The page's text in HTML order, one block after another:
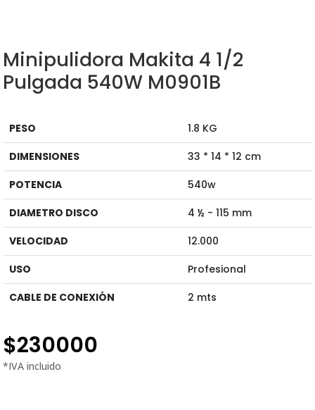
Minipulidora Makita 4 1/2
Pulgada 540W M0901B
PESO
1.8 KG
DIMENSIONES
33 * 14 * 12 cm
POTENCIA
540w
DIAMETRO DISCO
4 ½ - 115 mm
VELOCIDAD
12.000
USO
Profesional
CABLE DE CONEXIÓN
2 mts
$230000